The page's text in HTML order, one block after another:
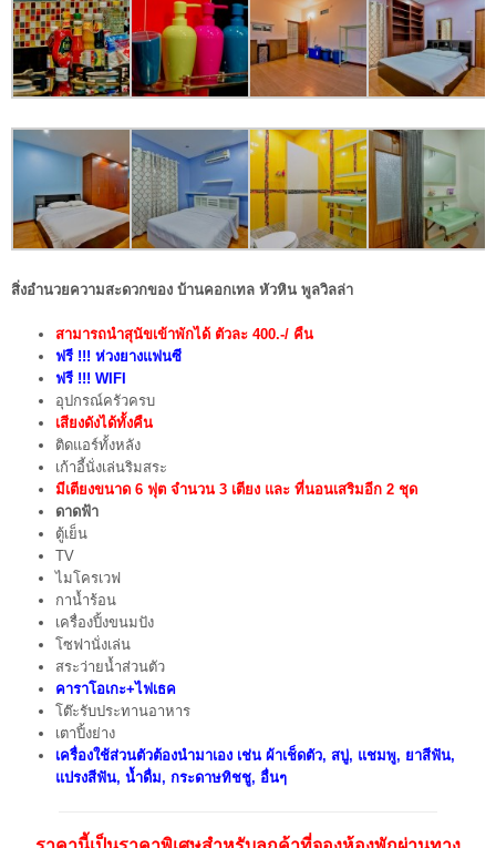
สิ่งอำนวยความสะดวกของ บ้านคอกเทล หัวหิน พูลวิลล่า
สามารถนำสุนัขเข้าพักได้ ตัวละ 400.-/ คืน
ฟรี !!! ห่วงยางแฟนซี
ฟรี !!! WIFI
อุปกรณ์ครัวครบ
เสียงดังได้ทั้งคืน
ติดแอร์ทั้งหลัง
เก้าอี้นั่งเล่นริมสระ
มีเตียงขนาด 6 ฟุต จำนวน 3 เตียง และ ที่นอนเสริมอีก 2 ชุด
ดาดฟ้า
ตู้เย็น
TV
ไมโครเวฟ
กาน้ำร้อน
เครื่องปิ้งขนมปัง
โซฟานั่งเล่น
สระว่ายน้ำส่วนตัว
คาราโอเกะ+ไฟเธค
โต๊ะรับประทานอาหาร
เตาปิ้งย่าง
เครื่องใช้ส่วนตัวต้องนำมาเอง เช่น ผ้าเช็ดตัว, สบู่, แชมพู, ยาสีฟัน,
แปรงสีฟัน, น้ำดื่ม, กระดาษทิชชู, อื่นๆ